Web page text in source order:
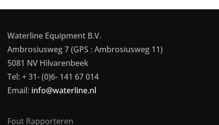
Waterline Equipment B.V.
Ambrosiusweg 7 (GPS : Ambrosiusweg 11)
5081 NV Hilvarenbeek
Tel: + 31- (0)6- 141 67 014
Email: info@waterline.nl
Fout Rapporteren